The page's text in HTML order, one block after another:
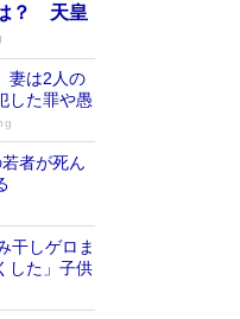
？ 天皇
妻は2人の
した罪や愚
者が死ん
干しゲロま
した」子供